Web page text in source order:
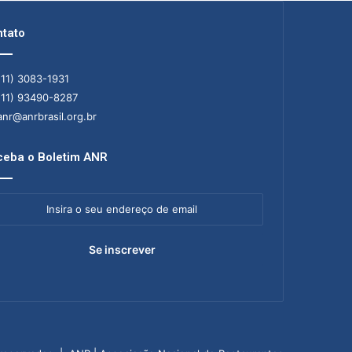
3083-1931
93490-8287
o Boletim ANR